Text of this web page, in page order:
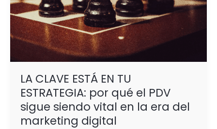
LA CLAVE ESTÁ EN TU
ESTRATEGIA: por qué el PDV
sigue siendo vital en la era del
marketing digital
siendo
vital
en
la
del
marketing
digital